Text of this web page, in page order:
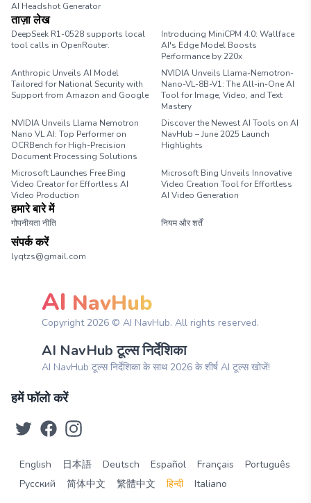
AI Headshot Generator
ताज़ा लेख
DeepSeek R1-0528 supports local
tool calls in OpenRouter.
Introducing MiniCPM 4.0: Wallface
AI's Edge Model Boosts
Performance by 220x
Anthropic Unveils AI Model
Tailored for National Security with
Support from Amazon and Google
NVIDIA Unveils Llama-Nemotron-
Nano-VL-8B-V1: The All-in-One AI
Tool for Image, Video, and Text
Mastery
NVIDIA Unveils Llama Nemotron
Nano VL AI: Top Performer on
OCRBench for High-Precision
Document Processing Solutions
Discover the Newest AI Tools on AI
NavHub – June 2025 Launch
Highlights
Microsoft Launches Free Bing
Video Creator for Effortless AI
Video Production
Microsoft Bing Unveils Innovative
Video Creation Tool for Effortless
AI Video Generation
हमारे बारे में
गोपनीयता नीति नियम और शर्तें
संपर्क करें
lyqtzs@gmail.com
AI NavHub
Copyright 2026© AI NavHub. All rights reserved.
AI NavHub टूल्स निर्देशिका
AI NavHub टूल्स निर्देशिका के साथ 2026 के शीर्ष AI टूल्स खोजें!
हमें फॉलो करें
English 日本語 Deutsch Español Français
Português
Русский
简体中文 繁體中文 हिन्दी Italiano